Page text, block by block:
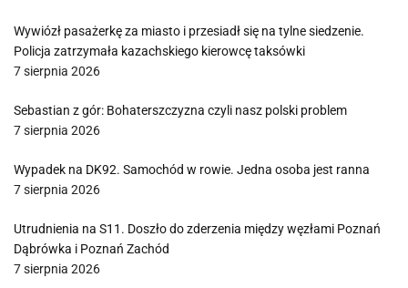
Wywiózł pasażerkę za miasto i przesiadł się na tylne siedzenie.
Policja zatrzymała kazachskiego kierowcę taksówki
7 sierpnia 2026
Sebastian z gór: Bohaterszczyzna czyli nasz polski problem
7 sierpnia 2026
Wypadek na DK92. Samochód w rowie. Jedna osoba jest ranna
7 sierpnia 2026
Utrudnienia na S11. Doszło do zderzenia między węzłami Poznań
Dąbrówka i Poznań Zachód
7 sierpnia 2026